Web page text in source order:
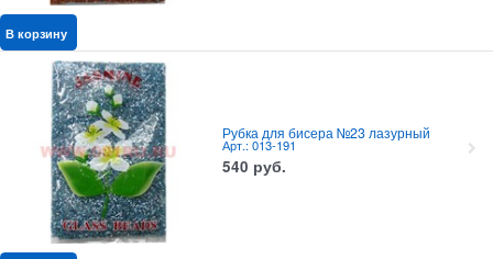
В корзину
Рубка для бисера №23 лазурный
Арт.: 013-191
540 руб.